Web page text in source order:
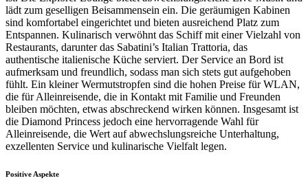
lädt zum geselligen Beisammensein ein. Die geräumigen Kabinen
sind komfortabel eingerichtet und bieten ausreichend Platz zum
Entspannen. Kulinarisch verwöhnt das Schiff mit einer Vielzahl von
Restaurants, darunter das Sabatini’s Italian Trattoria, das
authentische italienische Küche serviert. Der Service an Bord ist
aufmerksam und freundlich, sodass man sich stets gut aufgehoben
fühlt. Ein kleiner Wermutstropfen sind die hohen Preise für WLAN,
die für Alleinreisende, die in Kontakt mit Familie und Freunden
bleiben möchten, etwas abschreckend wirken können. Insgesamt ist
die Diamond Princess jedoch eine hervorragende Wahl für
Alleinreisende, die Wert auf abwechslungsreiche Unterhaltung,
exzellenten Service und kulinarische Vielfalt legen.
Positive Aspekte